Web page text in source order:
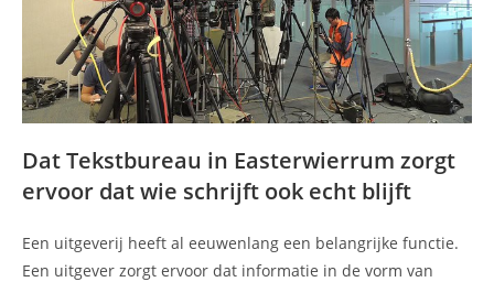
Dat Tekstbureau in Easterwierrum zorgt
ervoor dat wie schrijft ook echt blijft
Een uitgeverij heeft al eeuwenlang een belangrijke functie.
Een uitgever zorgt ervoor dat informatie in de vorm van